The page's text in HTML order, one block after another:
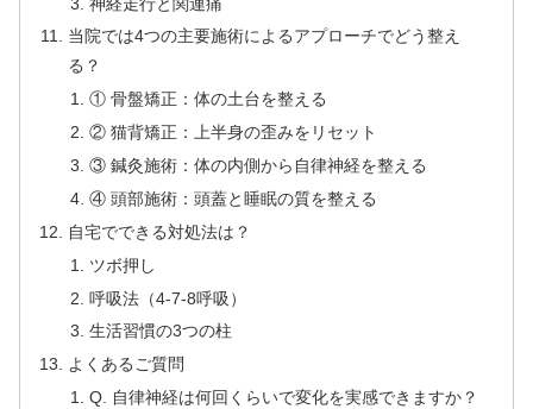
当院では4つの主要施術によるアプローチでどう整え
る？
① 骨盤矯正：体の土台を整える
② 猫背矯正：上半身の歪みをリセット
③ 鍼灸施術：体の内側から自律神経を整える
④ 頭部施術：頭蓋と睡眠の質を整える
自宅でできる対処法は？
ツボ押し
呼吸法（4-7-8呼吸）
生活習慣の3つの柱
よくあるご質問
Q. 自律神経は何回くらいで変化を実感できますか？